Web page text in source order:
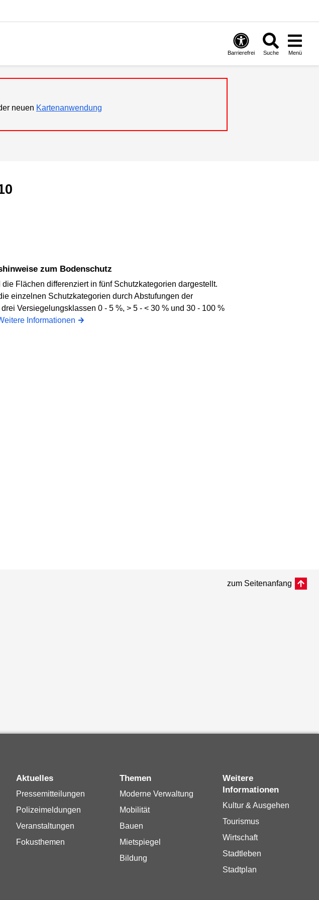
Barrierefrei Suche Menü
neuen Kartenanwendung
zum Bodenschutz
die Flächen differenziert in fünf Schutzkategorien dargestellt.
einzelnen Schutzkategorien durch Abstufungen der
Versiegelungsklassen 0 - 5 %, > 5 - < 30 % und 30 - 100 %
Informationen
zum Seitenanfang
Aktuelles
Pressemitteilungen
Polizeimeldungen
Veranstaltungen
Fokusthemen
Themen
Moderne Verwaltung
Mobilität
Bauen
Mietspiegel
Bildung
Weitere
Informationen
Kultur & Ausgehen
Tourismus
Wirtschaft
Stadtleben
Stadtplan